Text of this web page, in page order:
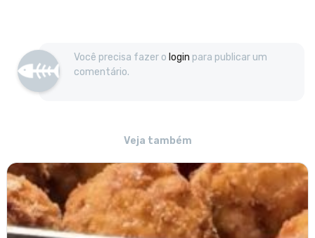
Você precisa fazer o login para publicar um
comentário.
Veja também